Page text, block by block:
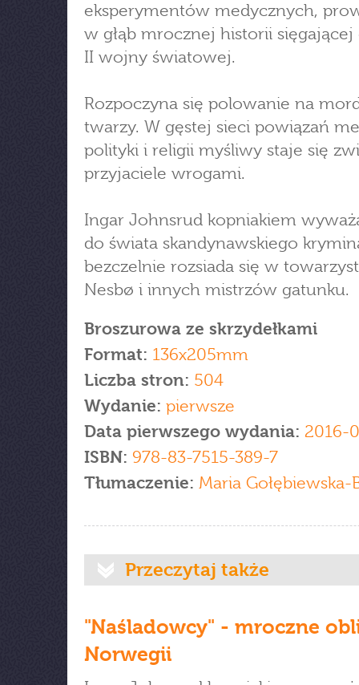
eksperymentów medycznych,
w głąb mrocznej historii sięgającej
II wojny światowej.
Rozpoczyna się polowanie na
twarzy. W gęstej sieci powiązań
polityki i religii myśliwy staje się
przyjaciele wrogami.
Ingar Johnsrud kopniakiem
do świata skandynawskiego
bezczelnie rozsiada się w
Nesbø i innych mistrzów gatunku.
Broszurowa ze skrzydełkami
Format: 136x205mm
Liczba stron: 504
Wydanie: pierwsze
Data pierwszego wydania: 2016-
ISBN: 978-83-7515-389-7
Tłumaczenie: Maria Gołębiewska-
Przeczytaj także
"Naśladowcy" - mroczne
Norwegii